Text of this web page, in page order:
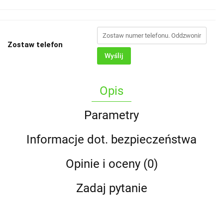
Zostaw telefon
Wyślij
Opis
Parametry
Informacje dot. bezpieczeństwa
Opinie i oceny (0)
Zadaj pytanie